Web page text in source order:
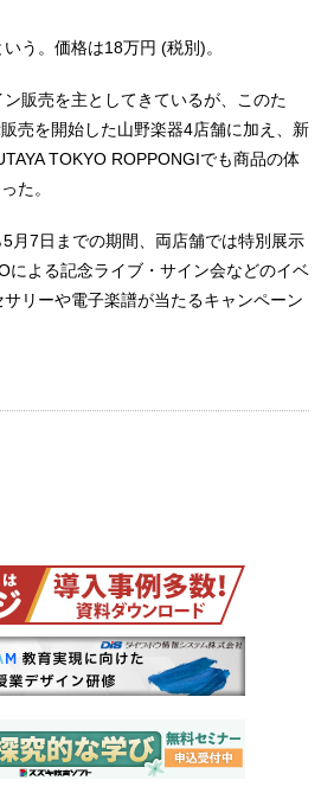
う。価格は18万円 (税別)。
販売を主としてきているが、このた
売を開始した山野楽器4店舗に加え、新
TOKYO ROPPONGIでも商品の体
た。
月7日までの期間、両店舗では特別展示
による記念ライブ・サイン会などのイベ
リーや電子楽譜が当たるキャンペーン